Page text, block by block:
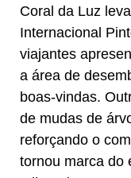
Coral da Luz
Internacional
viajantes
a área de
boas-vindas.
de mudas de
reforçando o
tornou marca do